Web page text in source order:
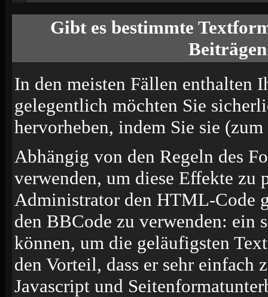
Gibt es bestimmte
In den meisten Fällen enthalten
gelegentlich möchten Sie
hervorheben, indem Sie sie
Abhängig von den Regeln des
verwenden, um diese Effekte zu
Administrator den HTML-Code
den BBCode zu verwenden: ein
können, um die geläufigsten
den Vorteil, dass er sehr
Javascript und